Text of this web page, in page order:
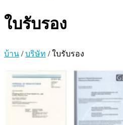
ใบรับรอง
บ้าน /บริษัท /ใบรับรอง